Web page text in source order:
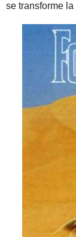
se transforme